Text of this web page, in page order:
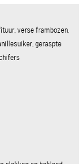
verse frambozen,
geraspte